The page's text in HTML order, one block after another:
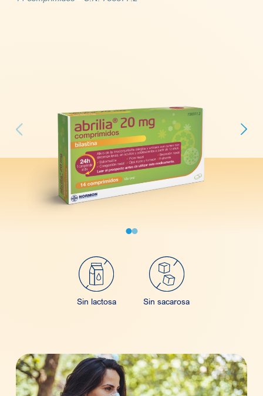
Next
Sin lactosa Sin sacarosa